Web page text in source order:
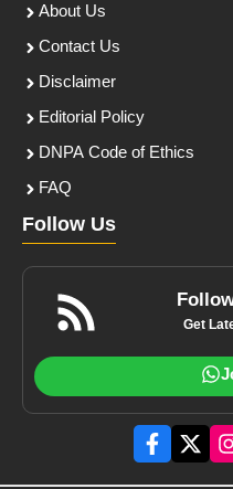
About Us
Contact Us
Disclaimer
Editorial Policy
DNPA Code of Ethics
FAQ
Follow Us
Get